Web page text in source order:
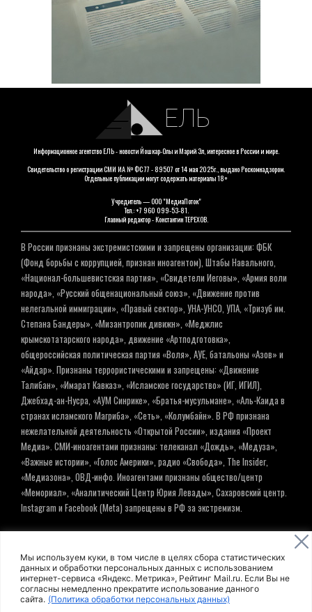
Мы используем куки, в том числе в целях сбора статистических
данных и обработки персональных данных с использованием
интернет-сервиса «Яндекс. Метрика», Рейтинг Mail.ru. Если Вы не
согласны немедленно прекратите использование данного
сайта. (Политика обработки персональных данных)
ЕЛЬ
Информационное агентство ЕЛЬ - новости Йошкар-Олы и Марий Эл, интересное в России и мире.
Свидетельство о регистрации СМИ ИА № ФС 77 - 89507 от 14 мая 2025г., выдано Роскомнадзором.
Отдельные публикации могут содержать материалы 18+
Учредитель — ООО "МедиаПоток"
Тел.: +7 960 099-53-81.
Главный редактор - Константин ТЕРЕХОВ.
В России признаны экстремистскими и запрещены организации: ФБК
(Фонд борьбы с коррупцией, признан иноагентом), Штабы Навального,
«Национал-большевистская партия», «Свидетели Иеговы», «Армия воли
народа», «Русский общенациональный союз», «Движение против
нелегальной иммиграции», «Правый сектор», УНА-УНСО, УПА, «Тризуб им.
Степана Бандеры», «Мизантропик дивижн», «Меджлис
крымскотатарского народа», движение «Артподготовка»,
общероссийская политическая партия «Воля», АУЕ, батальоны «Азов» и
«Айдар». Признаны террористическими и запрещены: «Движение
Талибан», «Имарат Кавказ», «Исламское государство» (ИГ, ИГИЛ),
Джебхад-ан-Нусра, «АУМ Синрике», «Братья-мусульмане», «Аль-Каида в
странах исламского Магриба», «Сеть», «Колумбайн». В РФ признана
нежелательной деятельность «Открытой России», издания «Проект
Медиа». СМИ-иноагентами признаны: телеканал «Дождь», «Медуза»,
«Важные истории», «Голос Америки», радио «Свобода», The Insider,
«Медиазона», ОВД-инфо. Иноагентами признаны общество/центр
«Мемориал», «Аналитический Центр Юрия Левады», Сахаровский центр.
Instagram и Facebook (Metа) запрещены в РФ за экстремизм.
© ИНФОРМАЦИОННОЕ АГЕНТСТВО ЕЛЬ
Политика обработки персональных данных
Пользовательское соглашение